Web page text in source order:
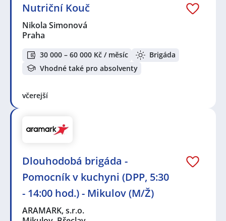
Nutriční Kouč
Nikola Simonová
Praha
30 000 – 60 000 Kč / měsíc
Brigáda
Vhodné také pro absolventy
včerejší
Dlouhodobá brigáda -
Pomocník v kuchyni (DPP, 5:30
- 14:00 hod.) - Mikulov (M/Ž)
ARAMARK, s.r.o.